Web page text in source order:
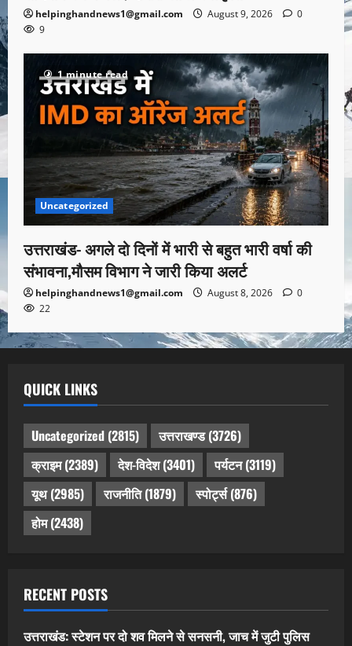
helpinghandnews1@gmail.com August 9, 2026
0
9
1 minute read
Uncategorized
उत्तराखंड- अगले दो दिनों में भारी से बहुत भारी वर्षा की
संभावना,मौसम विभाग ने जारी किया अलर्ट
helpinghandnews1@gmail.com August 8, 2026
0
22
QUICK LINKS
Uncategorized (2815) उत्तराखण्ड(3726)
क्राइम(2389) देश-विदेश(3401) पर्यटन(3119)
यूथ(2985) राजनीति(1879) स्पोर्ट्स(876)
होम(2438)
RECENT POSTS
उत्तराखंड: स्टेशन पर दो शव मिलने से सनसनी, जाच में जुटी पुलिस